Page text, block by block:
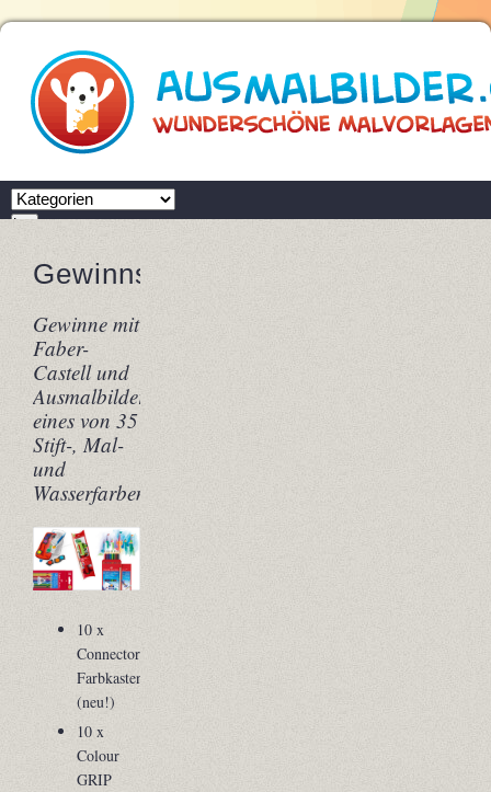
Zielseite
Los
Gewinnspiel
Gewinne mit
Faber-
Castell und
Ausmalbilder.com
eines von 35
Stift-, Mal-
und
Wasserfarbensets!
10 x
Connector
Farbkasten
(neu!)
10 x
Colour
GRIP